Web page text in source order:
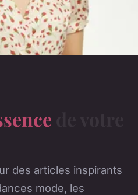
des articles inspirants
mode, les